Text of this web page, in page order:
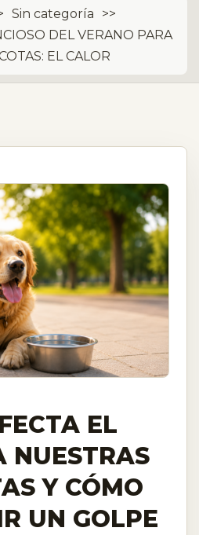
Sin categoría
>>
DEL VERANO PARA
EL CALOR
EL
NUESTRAS
Y CÓMO
UN GOLPE